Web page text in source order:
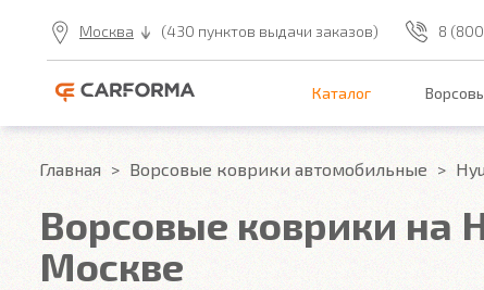
Москва (430 пунктов выдачи заказов) 8
Каталог
Главная Ворсовые коврики автомобильные
Ворсовые коврики на
Москве